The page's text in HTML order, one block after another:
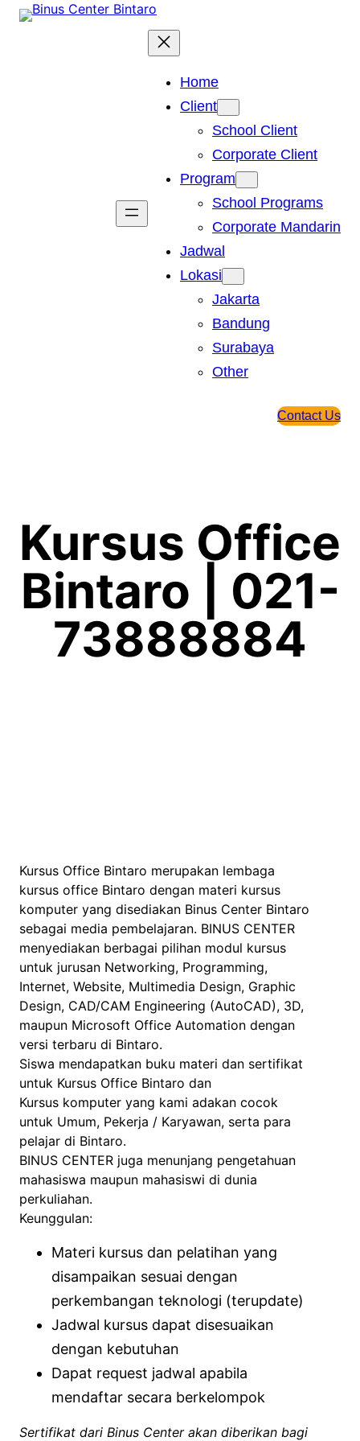
Skip
Home
Client
School Client
Corporate Client
Program
School Programs
Corporate Mandarin
Jadwal
Lokasi
Jakarta
Bandung
Surabaya
Other
Contact Us
Kursus Office
Bintaro | 021-
73888884
Kursus Office Bintaro merupakan lembaga
kursus office Bintaro dengan materi kursus
komputer yang disediakan Binus Center Bintaro
sebagai media pembelajaran. BINUS CENTER
menyediakan berbagai pilihan modul kursus
untuk jurusan Networking, Programming,
Internet, Website, Multimedia Design, Graphic
Design, CAD/CAM Engineering (AutoCAD), 3D,
maupun Microsoft Office Automation dengan
versi terbaru di Bintaro.
Siswa mendapatkan buku materi dan sertifikat
untuk Kursus Office Bintaro dan
Kursus komputer yang kami adakan cocok
untuk Umum, Pekerja / Karyawan, serta para
pelajar di Bintaro.
BINUS CENTER juga menunjang pengetahuan
mahasiswa maupun mahasiswi di dunia
perkuliahan.
Keunggulan:
Materi kursus dan pelatihan yang
disampaikan sesuai dengan
perkembangan teknologi (terupdate)
Jadwal kursus dapat disesuaikan
dengan kebutuhan
Dapat request jadwal apabila
mendaftar secara berkelompok
Sertifikat dari Binus Center akan diberikan bagi